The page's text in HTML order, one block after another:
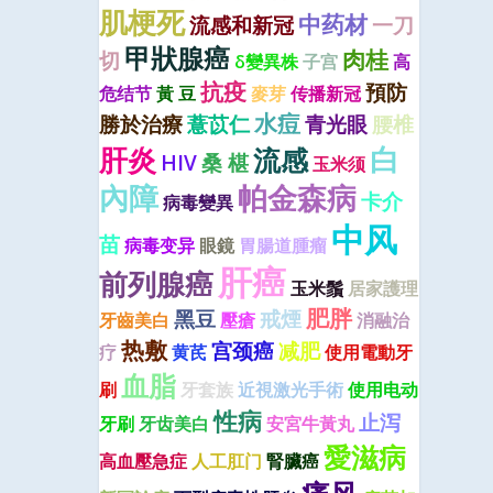
肌梗死流感和新冠中药材一刀
切 甲狀腺癌 δ變異株子宫 肉桂高
危结节黃 豆抗疫麥芽传播新冠預防
勝於治療薏苡仁水痘青光眼腰椎
肝炎 HIV桑 椹流感玉米须 白
內障病毒變異 帕金森病卡介
苗病毒变异 眼鏡 胃腸道腫瘤 中风
前列腺癌肝癌玉米鬚 居家護理
牙齒美白 黑豆壓瘡 戒煙肥胖消融治
疗热敷黄芪宫颈癌减肥使用電動牙
刷血脂 牙套族近視激光手術使用电动
牙刷牙齿美白 性病安宮牛黃丸止泻
高血壓急症 人工肛门 腎臟癌愛滋病